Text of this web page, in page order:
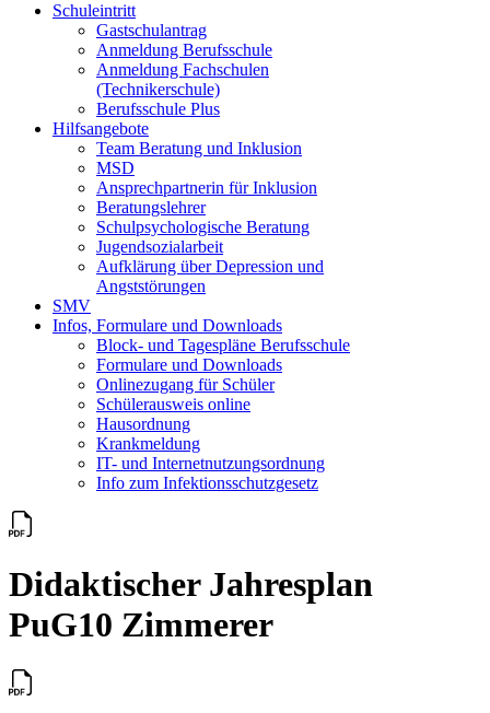
Schuleintritt
Gastschulantrag
Anmeldung Berufsschule
Anmeldung Fachschulen
(Technikerschule)
Berufsschule Plus
Hilfsangebote
Team Beratung und Inklusion
MSD
Ansprechpartnerin für Inklusion
Beratungslehrer
Schulpsychologische Beratung
Jugendsozialarbeit
Aufklärung über Depression und
Angststörungen
SMV
Infos, Formulare und Downloads
Block- und Tagespläne Berufsschule
Formulare und Downloads
Onlinezugang für Schüler
Schülerausweis online
Hausordnung
Krankmeldung
IT- und Internetnutzungsordnung
Info zum Infektionsschutzgesetz
Didaktischer Jahresplan
PuG10 Zimmerer